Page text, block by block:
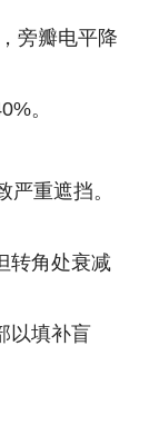
旁瓣电平降
。
重遮挡。
转角处衰减
以填补盲